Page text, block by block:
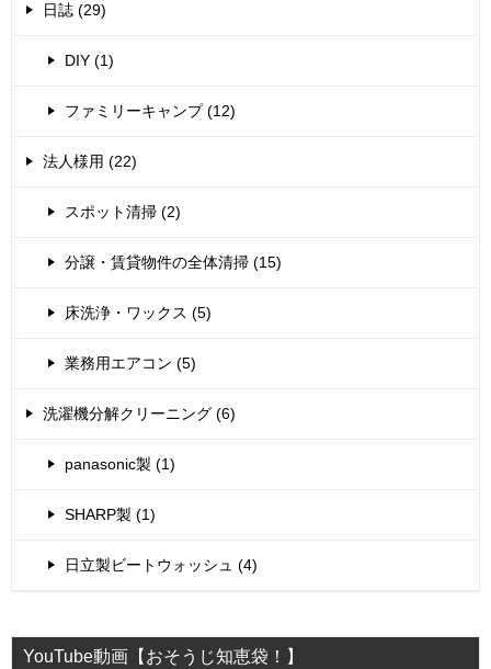
日誌 (29)
DIY (1)
ファミリーキャンプ (12)
法人様用 (22)
スポット清掃 (2)
分譲・賃貸物件の全体清掃 (15)
床洗浄・ワックス (5)
業務用エアコン (5)
洗濯機分解クリーニング (6)
panasonic製 (1)
SHARP製 (1)
日立製ビートウォッシュ (4)
YouTube動画【おそうじ知恵袋！】